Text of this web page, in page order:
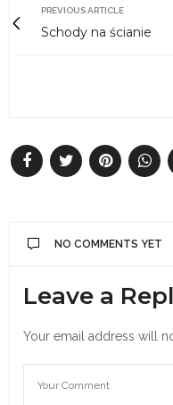
PREVIOUS ARTICLE
Schody na ścianie
NO COMMENTS YET
Leave a
Your email address will